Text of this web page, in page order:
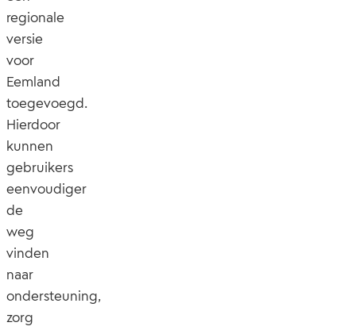
regionale
versie
voor
Eemland
toegevoegd.
Hierdoor
kunnen
gebruikers
eenvoudiger
de
weg
vinden
naar
ondersteuning,
zorg